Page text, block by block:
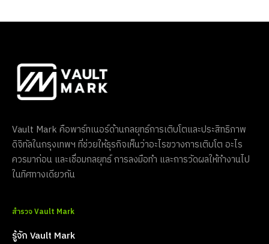
Vault Mark คือพาร์ทเนอร์ด้านกลยุทธ์การเติบโตและประสิทธิภาพ
ดิจิทัลในกรุงเทพฯ ที่ช่วยให้ธุรกิจเห็นว่าอะไรขวางการเติบโต อะไร
ควรมาก่อน และเชื่อมกลยุทธ์ การลงมือทำ และการวัดผลให้ทำงานไป
ในทิศทางเดียวกัน
สำรวจ Vault Mark
รู้จัก Vault Mark